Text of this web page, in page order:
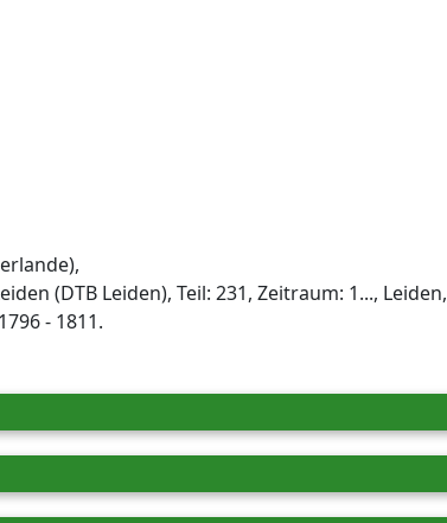
(DTB Leiden), Teil: 231, Zeitraum: 1..., Leiden,
- 1811.